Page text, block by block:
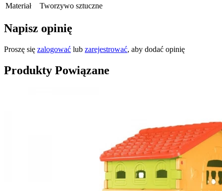
Materiał
Tworzywo sztuczne
Napisz opinię
Proszę się zalogować lub zarejestrować, aby dodać opinię
Produkty Powiązane